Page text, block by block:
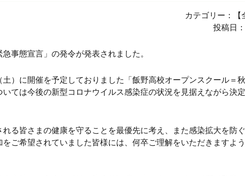
カテゴリー：【
投稿日
事態宣言」の発令が発表されました。
土）に開催を予定しておりました「飯野高校オープンスクール＝
いては今後の新型コロナウイルス感染症の状況を見据えながら決
る皆さまの健康を守ることを最優先に考え、また感染拡大を防
ご希望されていました皆様には、何卒ご理解をいただきますよ